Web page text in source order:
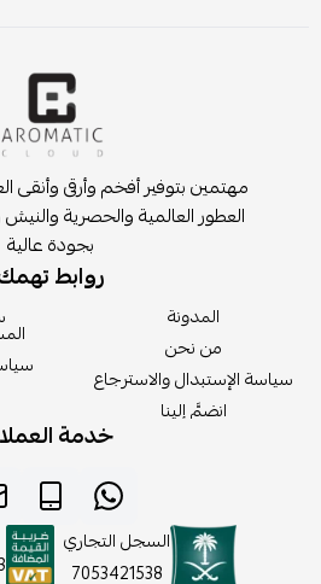
مهتمين بتوفير أفخم وأرقى وأنقى
العطور العالمية والحصرية
بجودة عالية
روابط
المدونة
من نحن
سياسة الإستبدال والاسترجاع
انضمَّ إلينا
خدمة
السجل التجاري
7053421538